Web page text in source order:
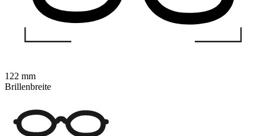
122 mm
Brillenbreite